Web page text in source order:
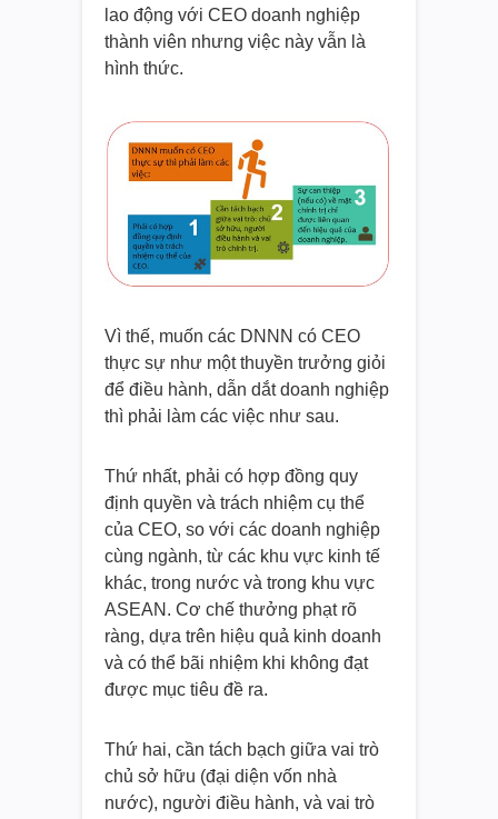
lao động với CEO doanh nghiệp
thành viên nhưng việc này vẫn là
hình thức.
Vì thế, muốn các DNNN có CEO
thực sự như một thuyền trưởng giỏi
để điều hành, dẫn dắt doanh nghiệp
thì phải làm các việc như sau.
Thứ nhất, phải có hợp đồng quy
định quyền và trách nhiệm cụ thể
của CEO, so với các doanh nghiệp
cùng ngành, từ các khu vực kinh tế
khác, trong nước và trong khu vực
ASEAN. Cơ chế thưởng phạt rõ
ràng, dựa trên hiệu quả kinh doanh
và có thể bãi nhiệm khi không đạt
được mục tiêu đề ra.
Thứ hai, cần tách bạch giữa vai trò
chủ sở hữu (đại diện vốn nhà
nước), người điều hành, và vai trò